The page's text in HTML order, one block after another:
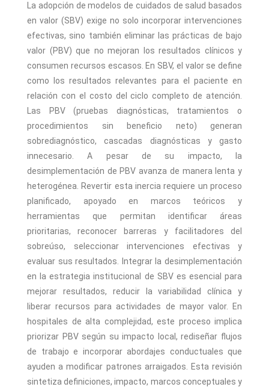
La adopción de modelos de cuidados de salud basados
en valor (SBV) exige no solo incorporar intervenciones
efectivas, sino también eliminar las prácticas de bajo
valor (PBV) que no mejoran los resultados clínicos y
consumen recursos escasos. En SBV, el valor se define
como los resultados relevantes para el paciente en
relación con el costo del ciclo completo de atención.
Las PBV (pruebas diagnósticas, tratamientos o
procedimientos sin beneficio neto) generan
sobrediagnóstico, cascadas diagnósticas y gasto
innecesario. A pesar de su impacto, la
desimplementación de PBV avanza de manera lenta y
heterogénea. Revertir esta inercia requiere un proceso
planificado, apoyado en marcos teóricos y
herramientas que permitan identificar áreas
prioritarias, reconocer barreras y facilitadores del
sobreúso, seleccionar intervenciones efectivas y
evaluar sus resultados. Integrar la desimplementación
en la estrategia institucional de SBV es esencial para
mejorar resultados, reducir la variabilidad clínica y
liberar recursos para actividades de mayor valor. En
hospitales de alta complejidad, este proceso implica
priorizar PBV según su impacto local, rediseñar flujos
de trabajo e incorporar abordajes conductuales que
ayuden a modificar patrones arraigados. Esta revisión
sintetiza definiciones, impacto, marcos conceptuales y